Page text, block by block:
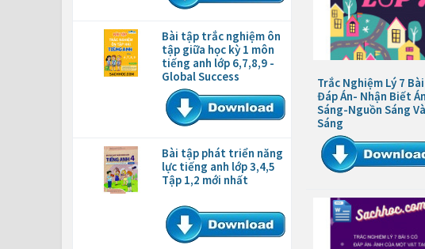
Bài tập trắc nghiệm ôn
tập giữa học kỳ 1 môn
tiếng anh lớp 6,7,8,9 -
Global Success
Bài tập phát triển năng
lực tiếng anh lớp 3,4,5
Tập 1,2 mới nhất
Trắc Nghiệm Lý 7
Đáp Án- Nhận Biết
Sáng-Nguồn Sáng
Sáng